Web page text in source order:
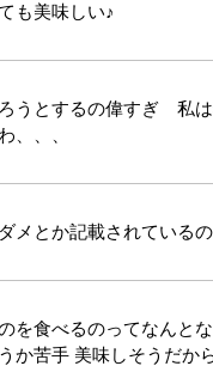
も美味しい♪
うとするの偉すぎ 私
、、、
メとか記載されているの
を食べるのってなんと
か苦手 美味しそうだか